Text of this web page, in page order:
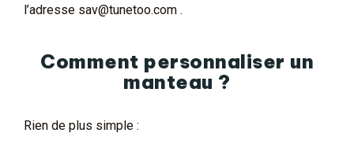
l’adresse sav@tunetoo.com .
Comment personnaliser un
manteau ?
Rien de plus simple :